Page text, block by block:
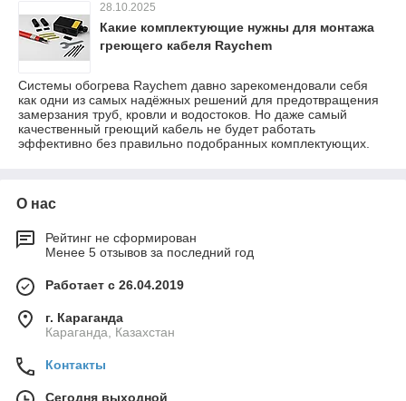
28.10.2025
Какие комплектующие нужны для монтажа
греющего кабеля Raychem
Системы обогрева Raychem давно зарекомендовали себя
как одни из самых надёжных решений для предотвращения
замерзания труб, кровли и водостоков. Но даже самый
качественный греющий кабель не будет работать
эффективно без правильно подобранных комплектующих.
О нас
Рейтинг не сформирован
Менее 5 отзывов за последний год
Работает с 26.04.2019
г. Караганда
Караганда, Казахстан
Контакты
Сегодня выходной